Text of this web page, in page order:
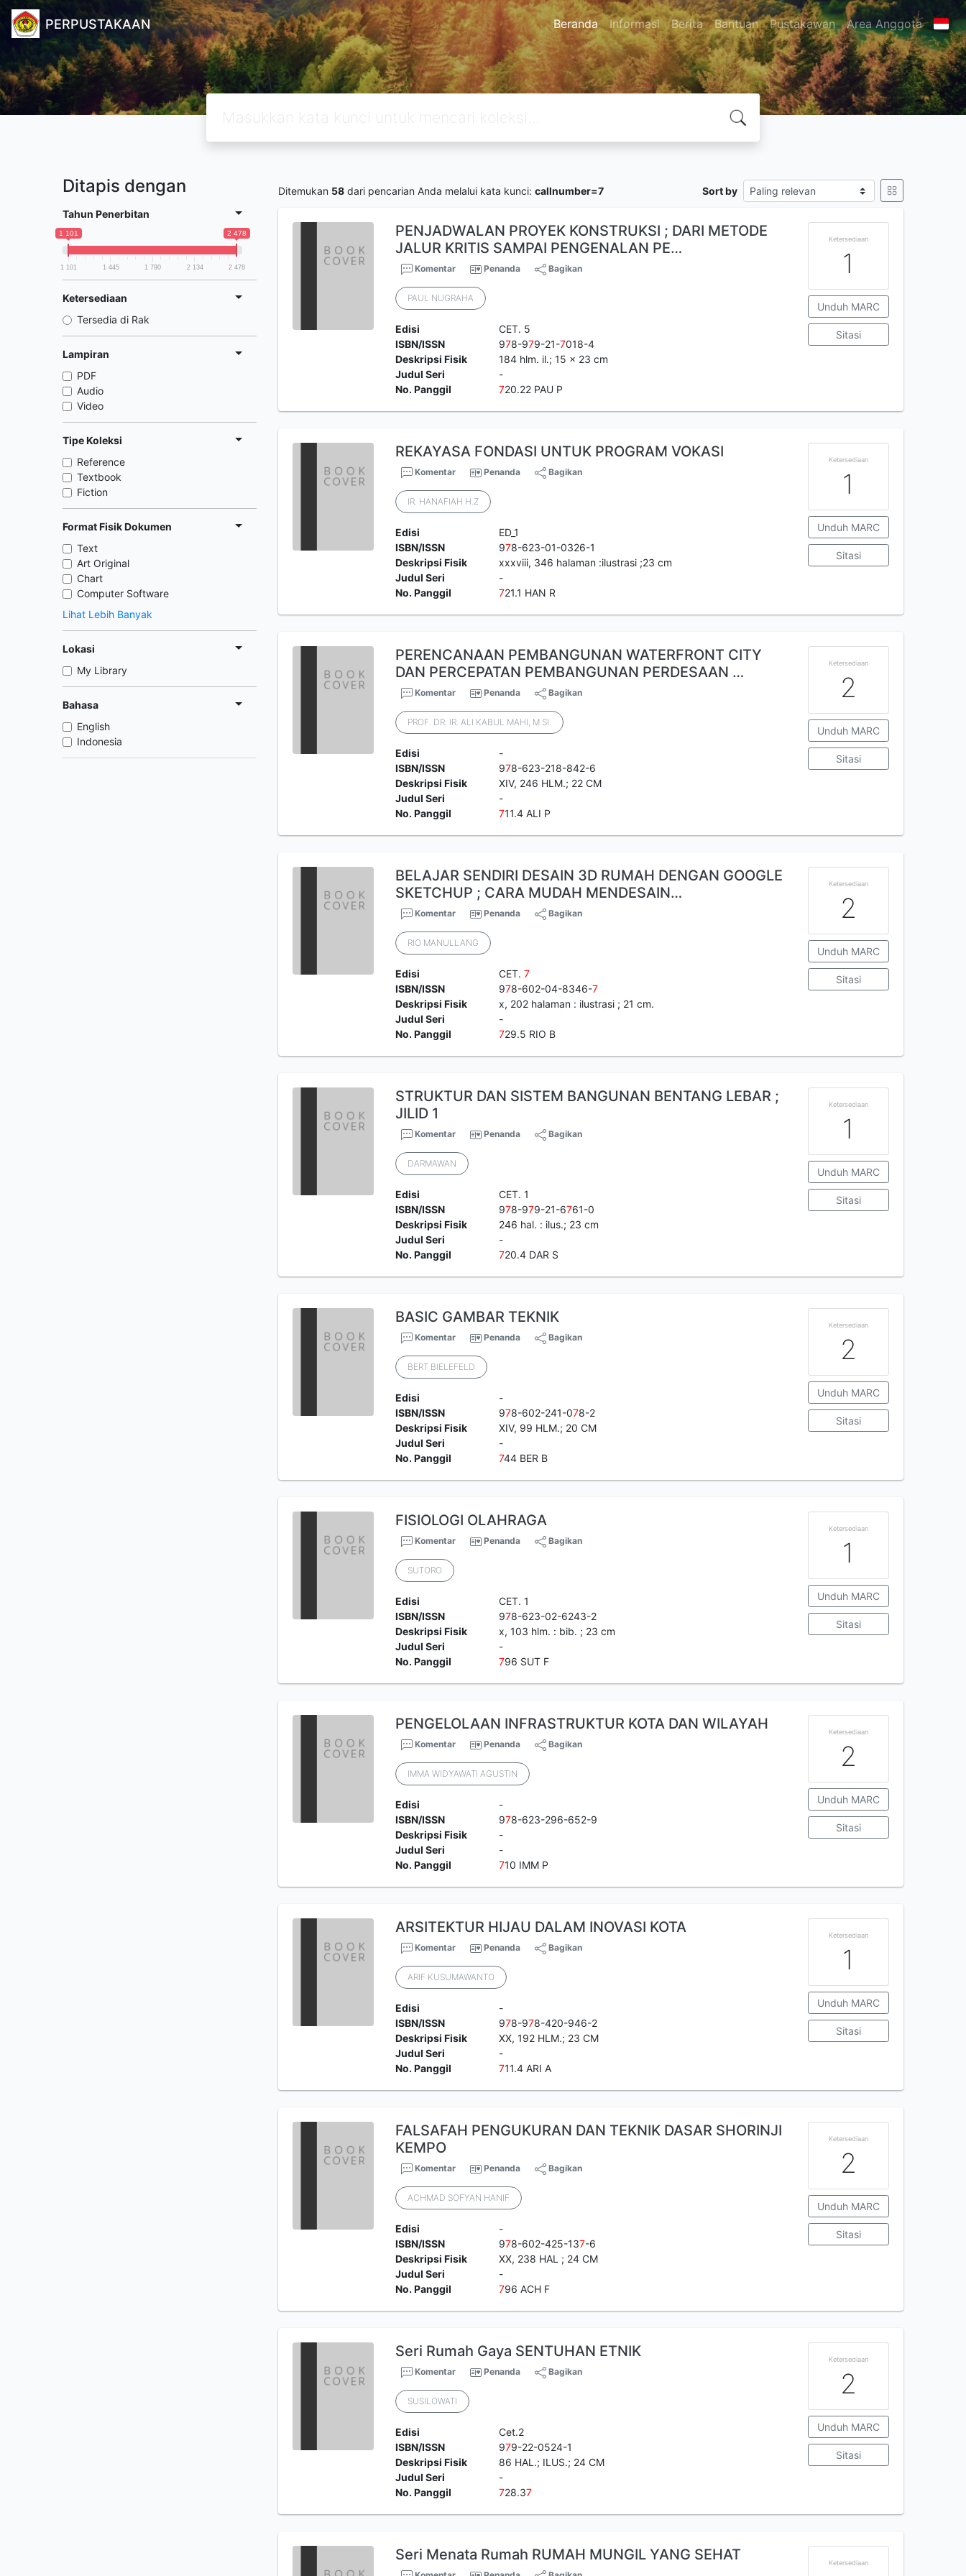
PERPUSTAKAAN Beranda Informasi Berita Bantuan Pustakawan Area Anggota
Ditapis dengan
Tahun Penerbitan
1 101 2 478
1 101 1 445 1 790 2 134 2 478
Ketersediaan
Tersedia di Rak
Lampiran
PDF
Audio
Video
Tipe Koleksi
Reference
Textbook
Fiction
Format Fisik Dokumen
Text
Art Original
Chart
Computer Software
Lihat Lebih Banyak
Lokasi
My Library
Bahasa
English
Indonesia
Ditemukan 58 dari pencarian Anda melalui kata kunci: callnumber=7 Sort by
PENJADWALAN PROYEK KONSTRUKSI ; DARI METODE
JALUR KRITIS SAMPAI PENGENALAN PE…
Komentar Penanda Bagikan
PAUL NUGRAHA
Edisi
CET. 5
ISBN/ISSN
978-979-21-7018-4
Deskripsi Fisik
184 hlm. il.; 15 x 23 cm
Judul Seri
-
No. Panggil
720.22 PAU P
Ketersediaan
1
Unduh MARC
Sitasi
REKAYASA FONDASI UNTUK PROGRAM VOKASI
Komentar Penanda Bagikan
IR. HANAFIAH H.Z
Edisi
ED_1
ISBN/ISSN
978-623-01-0326-1
Deskripsi Fisik
xxxviii, 346 halaman :ilustrasi ;23 cm
Judul Seri
-
No. Panggil
721.1 HAN R
Ketersediaan
1
Unduh MARC
Sitasi
PERENCANAAN PEMBANGUNAN WATERFRONT CITY
DAN PERCEPATAN PEMBANGUNAN PERDESAAN …
Komentar Penanda Bagikan
PROF. DR. IR. ALI KABUL MAHI, M.SI.
Edisi
-
ISBN/ISSN
978-623-218-842-6
Deskripsi Fisik
XIV, 246 HLM.; 22 CM
Judul Seri
-
No. Panggil
711.4 ALI P
Ketersediaan
2
Unduh MARC
Sitasi
BELAJAR SENDIRI DESAIN 3D RUMAH DENGAN GOOGLE
SKETCHUP ; CARA MUDAH MENDESAIN…
Komentar Penanda Bagikan
RIO MANULLANG
Edisi CET. 7
ISBN/ISSN
978-602-04-8346-7
Deskripsi Fisik
x, 202 halaman : ilustrasi ; 21 cm.
Judul Seri
-
No. Panggil
729.5 RIO B
Ketersediaan
2
Unduh MARC
Sitasi
STRUKTUR DAN SISTEM BANGUNAN BENTANG LEBAR ;
JILID 1
Komentar Penanda Bagikan
DARMAWAN
Edisi
CET. 1
ISBN/ISSN
978-979-21-6761-0
Deskripsi Fisik
246 hal. : ilus.; 23 cm
Judul Seri
-
No. Panggil
720.4 DAR S
Ketersediaan
1
Unduh MARC
Sitasi
BASIC GAMBAR TEKNIK
Komentar Penanda Bagikan
BERT BIELEFELD
Edisi
-
ISBN/ISSN
978-602-241-078-2
Deskripsi Fisik
XIV, 99 HLM.; 20 CM
Judul Seri
-
No. Panggil
744 BER B
Ketersediaan
2
Unduh MARC
Sitasi
FISIOLOGI OLAHRAGA
Komentar Penanda Bagikan
SUTORO
Edisi
CET. 1
ISBN/ISSN
978-623-02-6243-2
Deskripsi Fisik
x, 103 hlm. : bib. ; 23 cm
Judul Seri
-
No. Panggil
796 SUT F
Ketersediaan
1
Unduh MARC
Sitasi
PENGELOLAAN INFRASTRUKTUR KOTA DAN WILAYAH
Komentar Penanda Bagikan
IMMA WIDYAWATI AGUSTIN
Edisi
-
ISBN/ISSN
978-623-296-652-9
Deskripsi Fisik
-
Judul Seri
-
No. Panggil
710 IMM P
Ketersediaan
2
Unduh MARC
Sitasi
ARSITEKTUR HIJAU DALAM INOVASI KOTA
Komentar Penanda Bagikan
ARIF KUSUMAWANTO
Edisi
-
ISBN/ISSN
978-978-420-946-2
Deskripsi Fisik
XX, 192 HLM.; 23 CM
Judul Seri
-
No. Panggil
711.4 ARI A
Ketersediaan
1
Unduh MARC
Sitasi
FALSAFAH PENGUKURAN DAN TEKNIK DASAR SHORINJI
KEMPO
Komentar Penanda Bagikan
ACHMAD SOFYAN HANIF
Edisi
-
ISBN/ISSN
978-602-425-137-6
Deskripsi Fisik
XX, 238 HAL ; 24 CM
Judul Seri
-
No. Panggil
796 ACH F
Ketersediaan
2
Unduh MARC
Sitasi
Seri Rumah Gaya SENTUHAN ETNIK
Komentar Penanda Bagikan
SUSILOWATI
Edisi
Cet.2
ISBN/ISSN
979-22-0524-1
Deskripsi Fisik
86 HAL.; ILUS.; 24 CM
Judul Seri
-
No. Panggil
728.37
Ketersediaan
2
Unduh MARC
Sitasi
Seri Menata Rumah RUMAH MUNGIL YANG SEHAT Ketersediaan